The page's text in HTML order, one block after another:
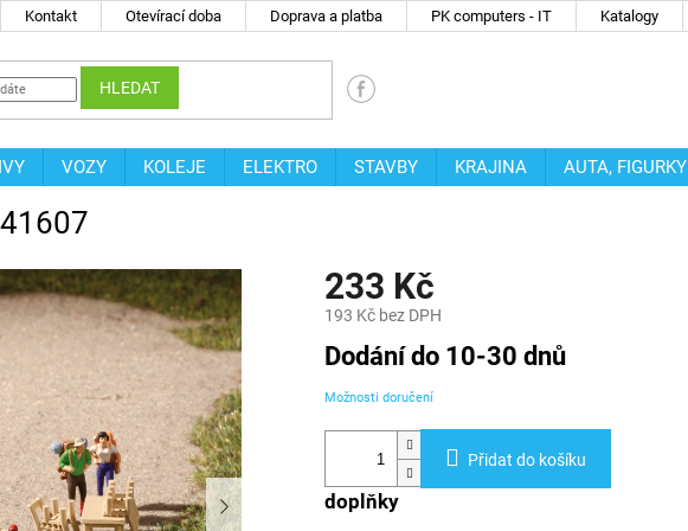
Kontakt Otevírací doba Doprava a platba PK computers - IT Katalogy
HLEDAT
VOZY KOLEJE ELEKTRO STAVBY KRAJINA AUTA, FIGURKY
233 Kč
193 Kč bez DPH
Měrná
cena:
Dodání do 10-30 dnů
Možnosti doručení
Přidat do košíku
doplňky